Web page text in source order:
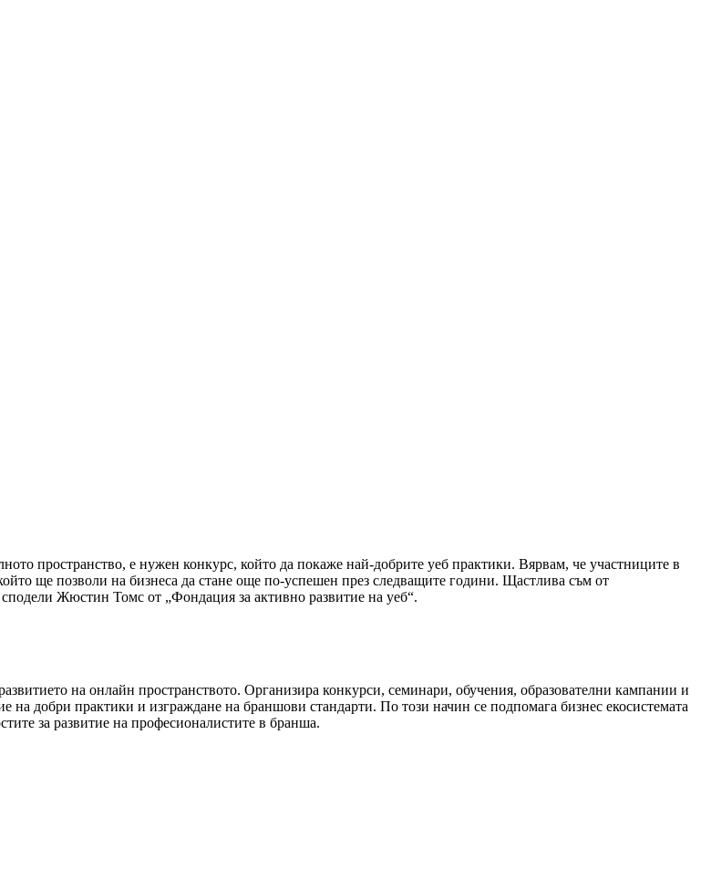
пространство, е нужен конкурс, който да покаже най-добрите уеб практики. Вярвам, че участниците в
ще позволи на бизнеса да стане още по-успешен през следващите години. Щастлива съм от
Жюстин Томс от „Фондация за активно развитие на уеб“.
на онлайн пространството. Организира конкурси, семинари, обучения, образователни кампании и
на добри практики и изграждане на браншови стандарти. По този начин се подпомага бизнес екосистемата
за развитие на професионалистите в бранша.